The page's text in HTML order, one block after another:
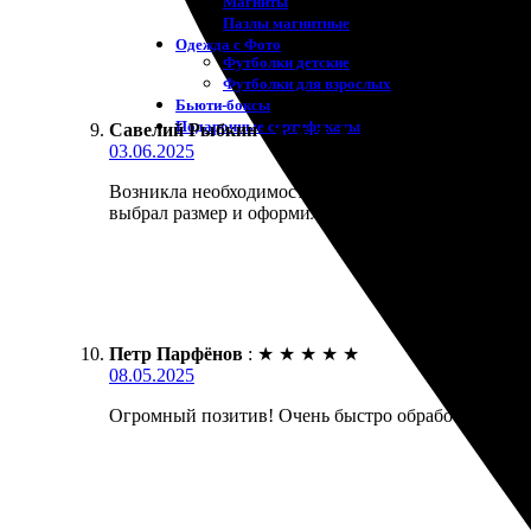
Пазлы магнитные
Одежда с Фото
Футболки детские
Футболки для взрослых
Бьюти-боксы
Подарочные сертификаты
Савелий Рыбкин : ★ ★ ★ ★ ★
03.06.2025
Возникла необходимость распечатать фото
выбрал размер и оформил заказ. Доставили быстро,
Петр Парфёнов : ★ ★ ★ ★ ★
08.05.2025
Огромный позитив! Очень быстро обработали